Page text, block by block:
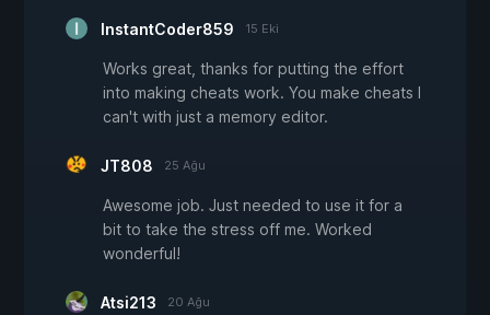
InstantCoder859 15 Eki
Works great, thanks for putting the effort
into making cheats work. You make cheats I
can't with just a memory editor.
JT808 25 Ağu
Awesome job. Just needed to use it for a
bit to take the stress off me. Worked
wonderful!
Atsi213 20 Ağu